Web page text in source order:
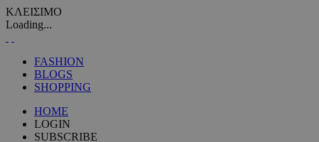
ΚΛΕΙΣΙΜΟ
Loading...
FASHION
BLOGS
SHOPPING
HOME
LOGIN
SUBSCRIBE